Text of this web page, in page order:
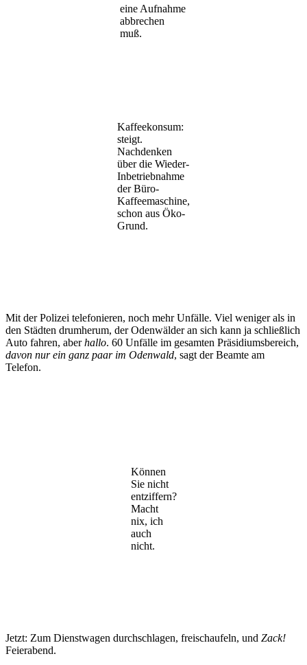
eine Aufnahme
abbrechen
muß.
Kaffeekonsum:
steigt.
Nachdenken
über die Wieder-
Inbetriebnahme
der Büro-
Kaffeemaschine,
schon aus Öko-
Grund.
Mit der Polizei telefonieren, noch mehr Unfälle. Viel weniger als in
den Städten drumherum, der Odenwälder an sich kann ja schließlich
Auto fahren, aberhallo. 60 Unfälle im gesamten Präsidiumsbereich,
davon nur ein ganz paar im Odenwald, sagt der Beamte am
Telefon.
Können
Sie nicht
entziffern?
Macht
nix, ich
auch
nicht.
Jetzt: Zum Dienstwagen durchschlagen, freischaufeln, und Zack!
Feierabend.